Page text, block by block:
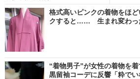
格式高いピンクの着物をほ
クすると…… 生まれ変わっ
“着物男子”が女性の着物
黒留袖コーデに反響「粋で